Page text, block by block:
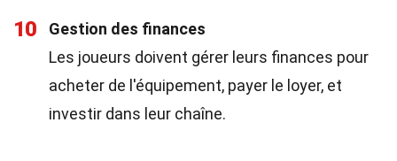
10
Gestion des finances
Les joueurs doivent gérer leurs finances pour
acheter de l'équipement, payer le loyer, et
investir dans leur chaîne.